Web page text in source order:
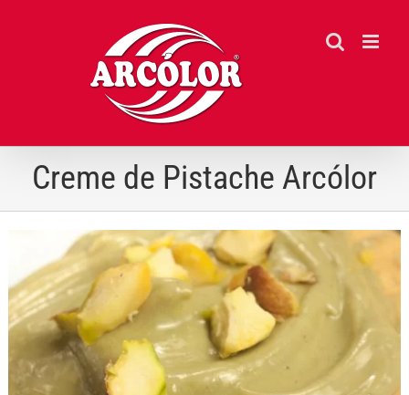
Creme de Pistache Arcólor